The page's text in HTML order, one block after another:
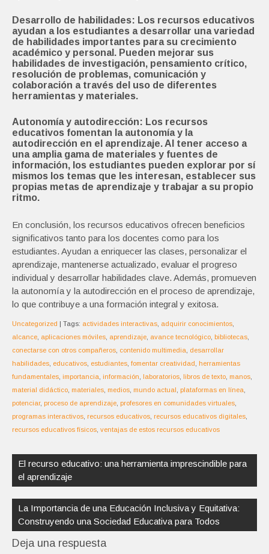
Desarrollo de habilidades: Los recursos educativos
ayudan a los estudiantes a desarrollar una variedad
de habilidades importantes para su crecimiento
académico y personal. Pueden mejorar sus
habilidades de investigación, pensamiento crítico,
resolución de problemas, comunicación y
colaboración a través del uso de diferentes
herramientas y materiales.
Autonomía y autodirección: Los recursos
educativos fomentan la autonomía y la
autodirección en el aprendizaje. Al tener acceso a
una amplia gama de materiales y fuentes de
información, los estudiantes pueden explorar por sí
mismos los temas que les interesan, establecer sus
propias metas de aprendizaje y trabajar a su propio
ritmo.
En conclusión, los recursos educativos ofrecen beneficios
significativos tanto para los docentes como para los
estudiantes. Ayudan a enriquecer las clases, personalizar el
aprendizaje, mantenerse actualizado, evaluar el progreso
individual y desarrollar habilidades clave. Además, promueven
la autonomía y la autodirección en el proceso de aprendizaje,
lo que contribuye a una formación integral y exitosa.
Uncategorized | Tags: actividades interactivas adquirir conocimientos
alcance aplicaciones móviles aprendizaje avance tecnológico bibliotecas
conectarse con otros compañeros contenido multimedia
desarrollar
habilidades educativos estudiantes fomentar creatividad
herramientas
fundamentales importancia información laboratorios libros de texto manos
material didáctico materiales medios mundo actual plataformas en línea
potenciar, proceso de aprendizaje profesores en comunidades virtuales
programas interactivos recursos educativos recursos educativos digitales
recursos educativos físicos ventajas de estos recursos educativos
de
entradas
El recurso educativo: una herramienta imprescindible para
el aprendizaje
La Importancia de una Educación Inclusiva y Equitativa:
Construyendo una Sociedad Educativa para Todos
Deja una respuesta